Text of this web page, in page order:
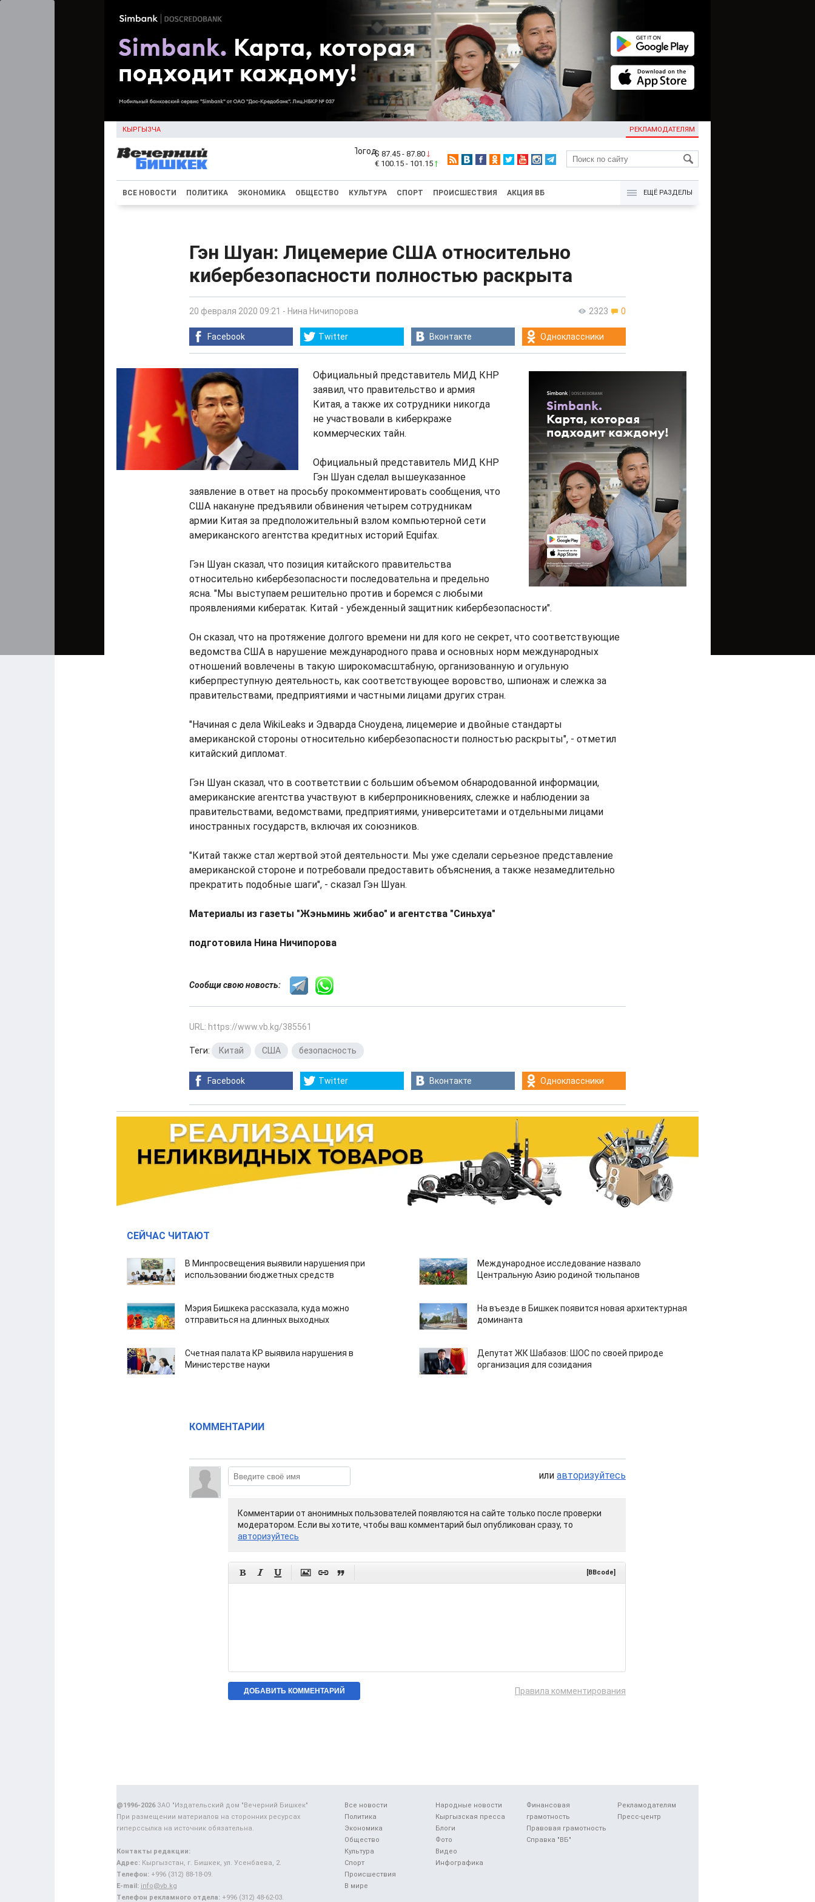
КЫРГЫЗЧА РЕКЛАМОДАТЕЛЯМ
KG
$ 87.45 - 87.80
€ 100.15 - 101.15
ВСЕ НОВОСТИ ПОЛИТИКА ЭКОНОМИКА ОБЩЕСТВО КУЛЬТУРА СПОРТ ПРОИСШЕСТВИЯ АКЦИЯ ВБ ЕЩЁ РАЗДЕЛЫ
Гэн Шуан: Лицемерие США относительно
кибербезопасности полностью раскрыта
2323 0
20 февраля 2020 09:21 - Нина Ничипорова
Facebook Twitter Вконтакте Одноклассники
Официальный представитель МИД КНР
заявил, что правительство и армия
Китая, а также их сотрудники никогда
не участвовали в киберкраже
коммерческих тайн.
Официальный представитель МИД КНР
Гэн Шуан сделал вышеуказанное
заявление в ответ на просьбу прокомментировать сообщения, что
США накануне предъявили обвинения четырем сотрудникам
армии Китая за предположительный взлом компьютерной сети
американского агентства кредитных историй Equifax.
Гэн Шуан сказал, что позиция китайского правительства
относительно кибербезопасности последовательна и предельно
ясна. "Мы выступаем решительно против и боремся с любыми
проявлениями кибератак. Китай - убежденный защитник кибербезопасности".
Он сказал, что на протяжение долгого времени ни для кого не секрет, что соответствующие
ведомства США в нарушение международного права и основных норм международных
отношений вовлечены в такую широкомасштабную, организованную и огульную
киберпреступную деятельность, как соответствующее воровство, шпионаж и слежка за
правительствами, предприятиями и частными лицами других стран.
"Начиная с дела WikiLeaks и Эдварда Сноудена, лицемерие и двойные стандарты
американской стороны относительно кибербезопасности полностью раскрыты", - отметил
китайский дипломат.
Гэн Шуан сказал, что в соответствии с большим объемом обнародованной информации,
американские агентства участвуют в киберпроникновениях, слежке и наблюдении за
правительствами, ведомствами, предприятиями, университетами и отдельными лицами
иностранных государств, включая их союзников.
"Китай также стал жертвой этой деятельности. Мы уже сделали серьезное представление
американской стороне и потребовали предоставить объяснения, а также незамедлительно
прекратить подобные шаги", - сказал Гэн Шуан.
Материалы из газеты "Жэньминь жибао" и агентства "Синьхуа"
подготовила Нина Ничипорова
Сообщи свою новость:
URL: https://www.vb.kg/385561
Теги: Китай США безопасность
Facebook Twitter Вконтакте Одноклассники
СЕЙЧАС ЧИТАЮТ
В Минпросвещения выявили нарушения при
использовании бюджетных средств
Международное исследование назвало
Центральную Азию родиной тюльпанов
Мэрия Бишкека рассказала, куда можно
отправиться на длинных выходных
На въезде в Бишкек появится новая архитектурная
доминанта
Счетная палата КР выявила нарушения в
Министерстве науки
Депутат ЖК Шабазов: ШОС по своей природе
организация для созидания
КОММЕНТАРИИ
или авторизуйтесь
Комментарии от анонимных пользователей появляются на сайте только после проверки
модератором. Если вы хотите, чтобы ваш комментарий был опубликован сразу, то
авторизуйтесь
      [BBcode]
Правила комментирования
Все новости
Политика
Экономика
Общество
Культура
Спорт
Происшествия
В мире
Народные новости
Кыргызская пресса
Блоги
Фото
Видео
Инфографика
Финансовая
грамотность
Правовая грамотность
Справка "ВБ"
Рекламодателям
Пресс-центр
@1996-2026ЗАО "Издательский дом "Вечерний Бишкек"
При размещении материалов на сторонних ресурсах
гиперссылка на источник обязательна.
Контакты редакции:
Адрес: Кыргызстан, г. Бишкек, ул. Усенбаева, 2.
Телефон: +996 (312) 88-18-09.
E-mail: info@vb.kg
Телефон рекламного отдела: +996 (312) 48-62-03.